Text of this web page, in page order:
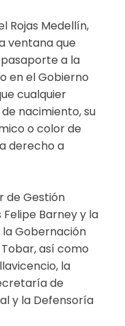
Rojas Medellín,
ventana que
a la
en el Gobierno
cualquier
nacimiento, su
o color de
derecho a
de Gestión
Barney y la
Gobernación
así como
la
de
y la Defensoría